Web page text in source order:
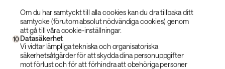
Om du har samtyckt till alla cookies kan du dra tillbaka ditt
samtycke (förutom absolut nödvändiga cookies) genom
att gå till våra cookie-inställningar.
10 Datasäkerhet
Vi vidtar lämpliga tekniska och organisatoriska
säkerhetsåtgärder för att skydda dina personuppgifter
mot förlust och för att förhindra att obehöriga personer